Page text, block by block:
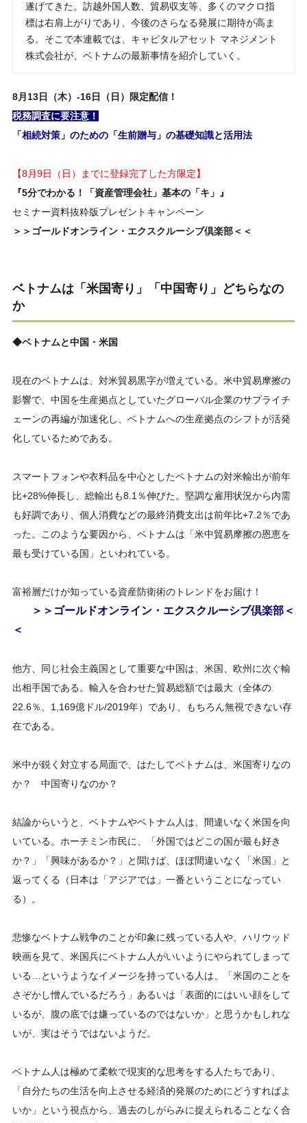
遂げてきた。訪越外国人数、貿易収支等、多くのマクロ指
標は右肩上がりであり、今後のさらなる発展に期待が高ま
る。そこで本連載では、キャピタルアセット マネジメント
株式会社が、ベトナムの最新事情を紹介していく。
8月 13日（木）-16日（日）
限定配信！
税務調査に要注意！
「相続対策」のための「生前贈与」の基礎知識と活用法
【8月9日（日）までに登録完了した方限定】
『5分でわかる！「資産管理会社」基本の「キ」』
セミナー資料抜粋版プレゼントキャンペーン
＞＞ゴールドオンライン・エクスクルーシブ倶楽部＜＜
ベトナムは「米国寄り」「中国寄り」どちらなの
か
◆ベトナムと中国・米国
現在のベトナムは、対米貿易黒字が増えている。米中貿易摩擦の
影響で、中国を生産拠点としていたグローバル企業のサプライチ
ェーンの再編が加速化し、ベトナムへの生産拠点のシフトが活発
化しているためである。
スマートフォンや衣料品を中心としたベトナムの対米輸出が前年
比+28%伸長し、総輸出も8.1％伸びた。堅調な雇用状況から内需
も好調であり、個人消費などの最終消費支出は前年比+7.2％であ
った。このような要因から、ベトナムは「米中貿易摩擦の恩恵を
最も受けている国」といわれている。
富裕層だけが知っている資産防衛術のトレンドをお届け！
＞＞ゴールドオンライン・エクスクルーシブ倶楽部＜
＜
他方、同じ社会主義国として重要な中国は、米国、欧州に次ぐ輸
出相手国である。輸入を合わせた貿易総額では最大（全体の
22.6％、1,169億ドル/2019年）であり、もちろん無視できない存
在である。
米中が鋭く対立する局面で、はたしてベトナムは、米国寄りなの
か？ 中国寄りなのか？
結論からいうと、ベトナムやベトナム人は、間違いなく米国を向
いている。ホーチミン市民に、「外国ではどこの国が最も好き
か？」「興味があるか？」と聞けば、ほぼ間違いなく「米国」と
返ってくる（日本は「アジアでは」一番ということになってい
る）。
悲惨なベトナム戦争のことが印象に残っている人や、ハリウッド
映画を見て、米国兵にベトナム人がいいようにやられてしまって
いる…というようなイメージを持っている人は、「米国のことを
さぞかし憎んでいるだろう」あるいは「表面的にはいい顔をして
いるが、腹の底では嫌っているのではないか」と思うかもしれな
いが、実はそうではないようだ。
ベトナム人は極めて柔軟で現実的な思考をする人たちであり、
「自分たちの生活を向上させる経済的発展のためにどうすればよ
いか」という視点から、過去のしがらみに捉えられることなく合